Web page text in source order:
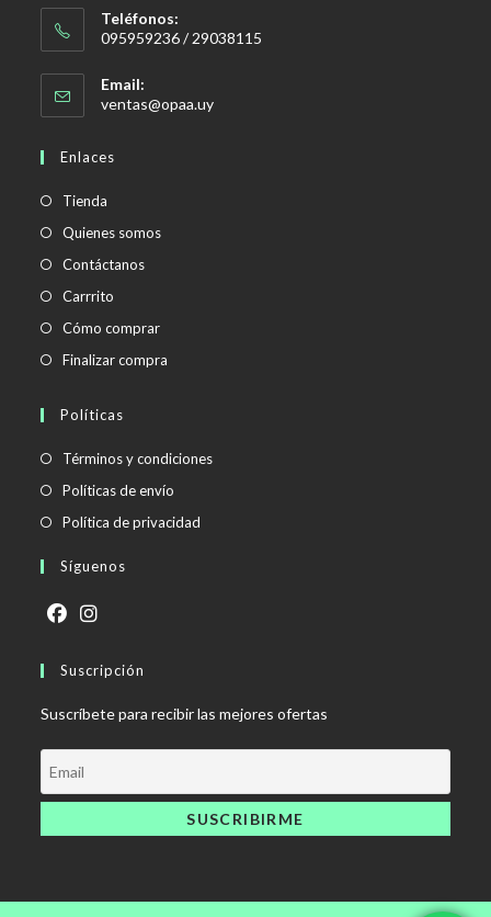
Teléfonos:
095959236 / 29038115
Email:
ventas@opaa.uySe
Enlaces
Tienda
Quienes somos
Contáctanos
Carrrito
Cómo comprar
Finalizar compra
Políticas
Términos y condicionesSe
Políticas de envío
abre
Política de privacidad
Síguenos
abre
una
nueva
pestaña
abre
una
nueva
pestaña
Suscripción
Suscríbete para recibir las mejores ofertas